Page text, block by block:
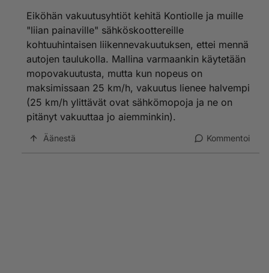
Eiköhän vakuutusyhtiöt kehitä Kontiolle ja muille
"liian painaville" sähköskoottereille
kohtuuhintaisen liikennevakuutuksen, ettei mennä
autojen taulukolla. Mallina varmaankin käytetään
mopovakuutusta, mutta kun nopeus on
maksimissaan 25 km/h, vakuutus lienee halvempi
(25 km/h ylittävät ovat sähkömopoja ja ne on
pitänyt vakuuttaa jo aiemminkin).
Äänestä Kommentoi